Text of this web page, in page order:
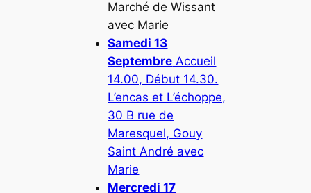
Marché de Wissant
avec Marie
Samedi 13
Septembre Accueil
14.00, Début 14.30.
L’encas et L’échoppe,
30 B rue de
Maresquel, Gouy
Saint André avec
Marie
Mercredi 17